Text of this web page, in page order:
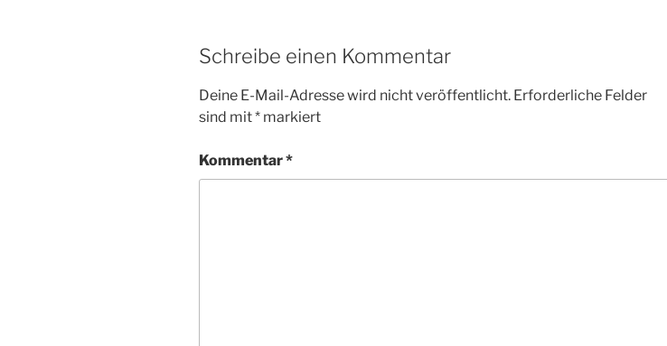
Schreibe einen Kommentar
Deine E-Mail-Adresse wird nicht veröffentlicht. Erforderliche Felder
sind mit* markiert
Kommentar*